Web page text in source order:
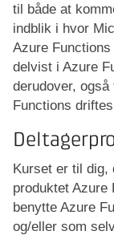
til både at
indblik i hvor
Azure
delvist i Azure
derudover,
Functions
Kurset er til dig,
produktet
benytte Azure
og/eller som